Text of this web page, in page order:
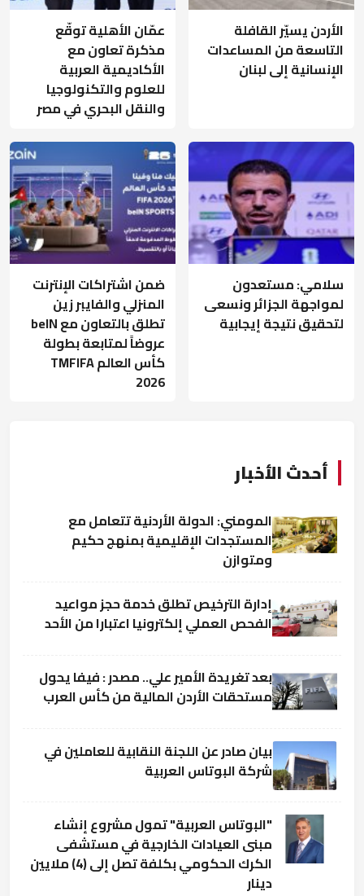
الأردن يسيّر القافلة
التاسعة من المساعدات
الإنسانية إلى لبنان
عمّان الأهلية توقّع
مذكرة تعاون مع
الأكاديمية العربية
للعلوم والتكنولوجيا
والنقل البحري في مصر
سلامي: مستعدون
لمواجهة الجزائر ونسعى
لتحقيق نتيجة إيجابية
ضمن اشتراكات الإنترنت
المنزلي والفايبر زين
تطلق بالتعاون مع beIN
عروضاً لمتابعة بطولة
كأس العالم TMFIFA
2026
أحدث الأخبار
المومني: الدولة الأردنية تتعامل مع
المستجدات الإقليمية بمنهج حكيم
ومتوازن
إدارة الترخيص تطلق خدمة حجز مواعيد
الفحص العملي إلكترونيا اعتبارا من الأحد
بعد تغريدة الأمير علي.. مصدر : فيفا يحول
مستحقات الأردن المالية من كأس العرب
بيان صادر عن اللجنة النقابية للعاملين في
شركة البوتاس العربية
"البوتاس العربية" تمول مشروع إنشاء
مبنى العيادات الخارجية في مستشفى
الكرك الحكومي بكلفة تصل إلى (4) ملايين
دينار